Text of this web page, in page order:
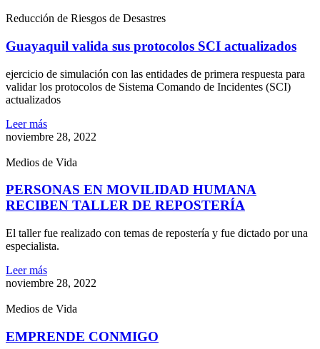
Reducción de Riesgos de Desastres
Guayaquil valida sus protocolos SCI actualizados
ejercicio de simulación con las entidades de primera respuesta para
validar los protocolos de Sistema Comando de Incidentes (SCI)
actualizados
Leer más
noviembre 28, 2022
Medios de Vida
PERSONAS EN MOVILIDAD HUMANA
RECIBEN TALLER DE REPOSTERÍA
El taller fue realizado con temas de repostería y fue dictado por una
especialista.
Leer más
noviembre 28, 2022
Medios de Vida
EMPRENDE CONMIGO